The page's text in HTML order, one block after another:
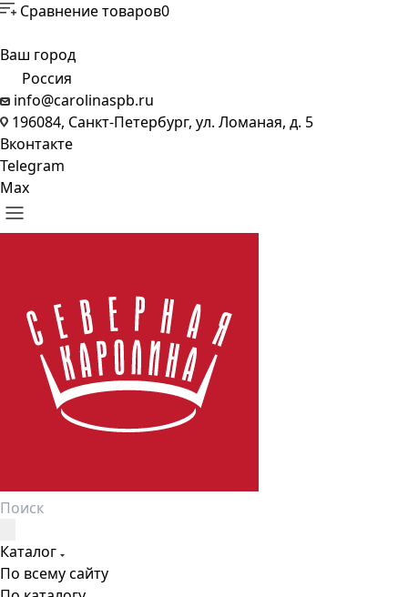
Сравнение товаров0
Ваш город
Россия
info@carolinaspb.ru
196084, Санкт-Петербург, ул. Ломаная, д. 5
Вконтакте
Telegram
Max
Каталог
По всему сайту